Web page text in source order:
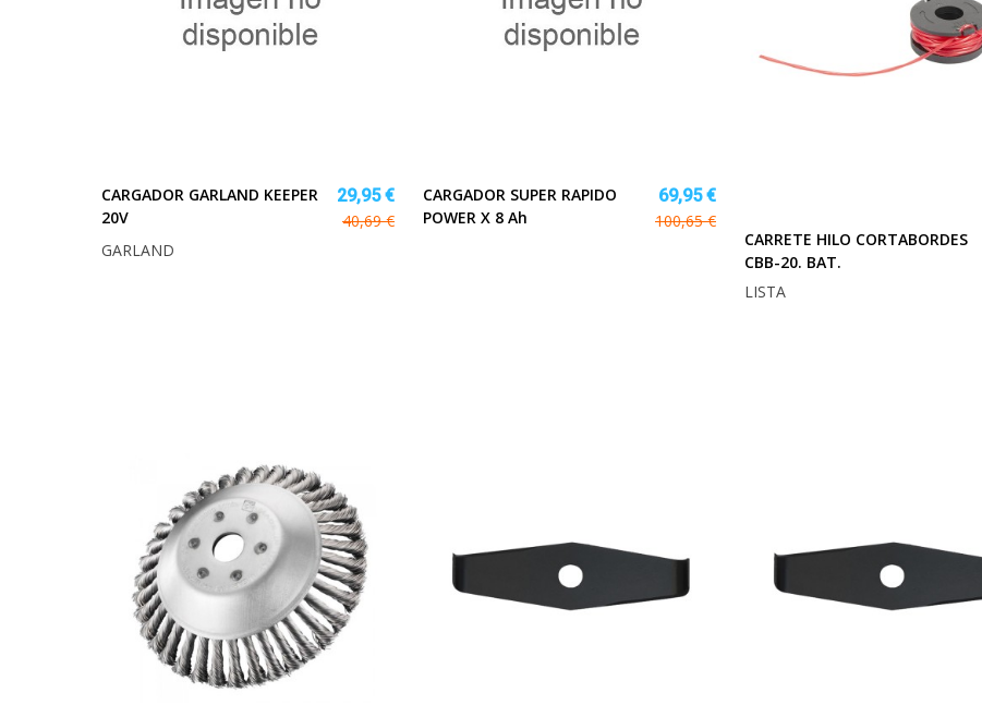
CARGADOR GARLAND KEEPER
20V
29,95 €
40,69 €
GARLAND
CARGADOR SUPER RAPIDO
POWER X 8 Ah
69,95 €
100,65 €
CARRETE HILO CORTABORDES
CBB-20. BAT.
LISTA